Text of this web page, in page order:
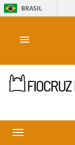
BRASIL
menu
Toggle